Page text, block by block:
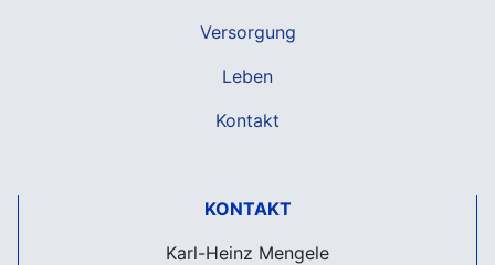
Versorgung
Leben
Kontakt
KONTAKT
Karl-Heinz Mengele